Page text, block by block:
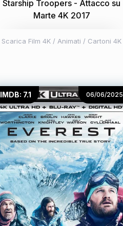
Starship Troopers - Attacco su
Marte 4K 2017
Scarica Film 4K / Animati / Cartoni 4K
IMDB: 7.1 06/06/2025